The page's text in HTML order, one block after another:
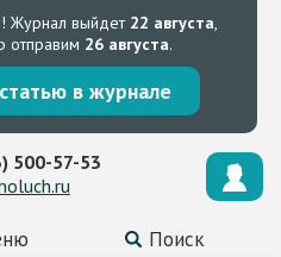
Журнал выйдет 22 августа,
отправим 26 августа.
в журнале
Поиск
500-57-53